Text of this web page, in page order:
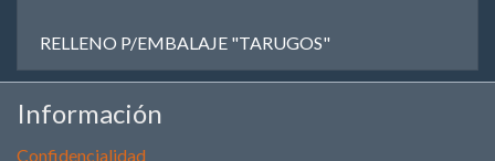
RELLENO P/EMBALAJE "TARUGOS"
Información
Confidencialidad